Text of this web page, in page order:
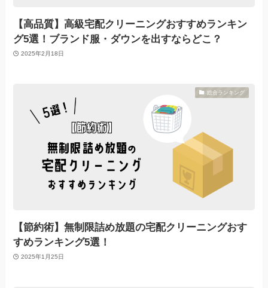
【高品質】高級宅配クリーニングおすすめランキン
グ5選！ブランド服・ダウンを出すならどこ？
2025年2月18日
総合ランキング
【節約術】無制限詰め放題の宅配クリーニングおす
すめランキング5選！
2025年1月25日